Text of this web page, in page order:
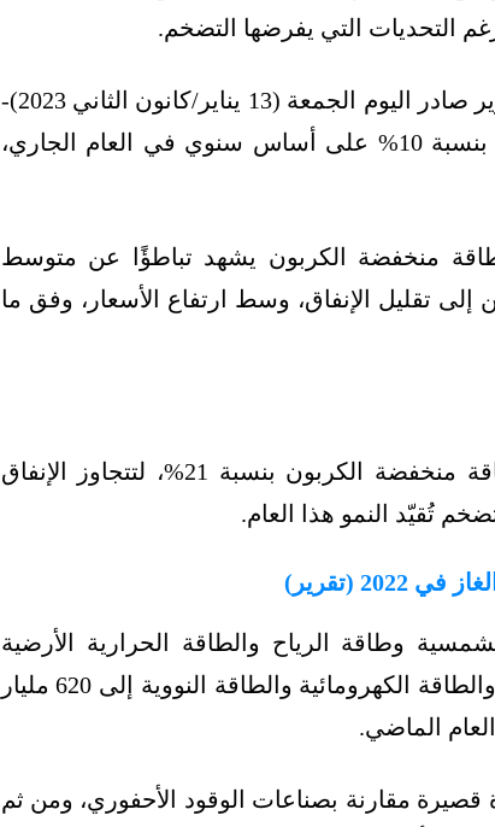
التحديات التي يفرضها التضخم.
-في تقرير صادر اليوم الجمعة (13 يناير/كانون الثاني 2023)-
ارتفاع الإنفاق على المشروعات منخفضة الكربون بنسبة 10% على أساس سنوي في العام الجاري،
منخفضة الكربون يشهد تباطؤًا عن متوسط
مع اتجاه المطورين إلى تقليل الإنفاق، وسط ارتفاع الأسعار، وفق ما
في العام الماضي (2022)، قفزت استثمارات الطاقة منخفضة الكربون بنسبة 21%، لتتجاوز الإنفاق
تُقيّد النمو هذا العام.
(تقرير)
وطاقة الرياح والطاقة الحرارية الأرضية
واحتجاز الكربون واستخدامه وتخزينه والهيدروجين والطاقة الكهرومائية والطاقة النووية إلى 620 مليار
قصيرة مقارنة بصناعات الوقود الأحفوري، ومن ثم